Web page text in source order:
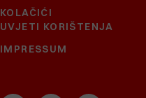
KOLAČIĆI
UVJETI KORIŠTENJA
IMPRESSUM